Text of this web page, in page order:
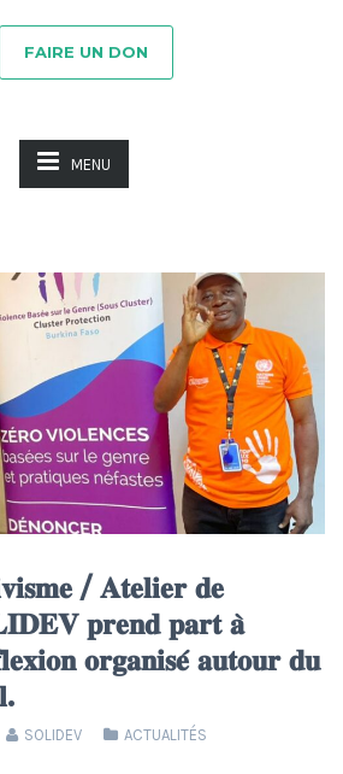
FAIRE UN DON
MENU
/ 𝐀𝐭𝐞𝐥𝐢𝐞𝐫 𝐝𝐞
𝐩𝐫𝐞𝐧𝐝 𝐩𝐚𝐫𝐭 𝐚̀
𝐨𝐫𝐠𝐚𝐧𝐢𝐬𝐞́ 𝐚𝐮𝐭𝐨𝐮𝐫 𝐝𝐮
SOLIDEV ACTUALITÉS